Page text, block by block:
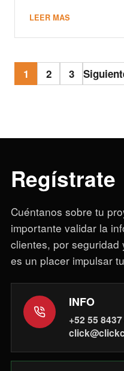
LEER MAS
Paginación
1 2 3
Regístrate
Cuéntanos sobre tu
importante validar la
clientes, por seguridad
es un placer impulsar
INFO
+52 55